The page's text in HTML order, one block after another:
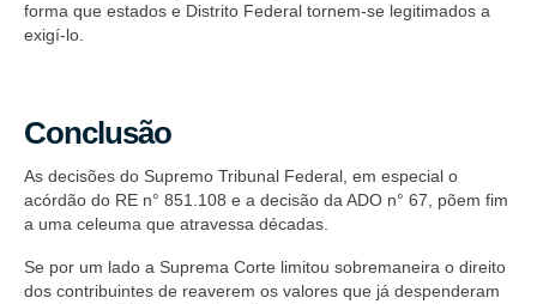
forma que estados e Distrito Federal tornem-se legitimados a
exigí-lo.
Conclusão
As decisões do Supremo Tribunal Federal, em especial o
acórdão do RE n° 851.108 e a decisão da ADO n° 67, põem fim
a uma celeuma que atravessa décadas.
Se por um lado a Suprema Corte limitou sobremaneira o direito
dos contribuintes de reaverem os valores que já despenderam